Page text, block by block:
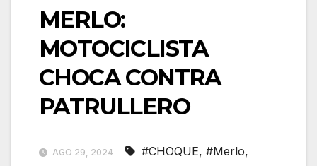
MERLO:
MOTOCICLISTA
CHOCA CONTRA
PATRULLERO
AGO 29, 2024 #CHOQUE, #Merlo,